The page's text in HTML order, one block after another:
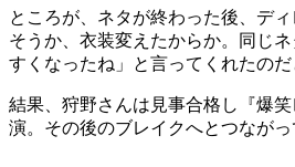
ところが、ネタが終わった後、ディ
そうか、衣装変えたからか。同じ
すくなったね」と言ってくれたのだ
結果、狩野さんは見事合格し『爆
演。その後のブレイクへとつながっ